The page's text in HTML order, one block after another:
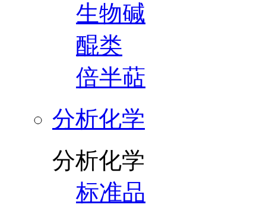
生物碱
醌类
倍半萜
分析化学
分析化学
标准品